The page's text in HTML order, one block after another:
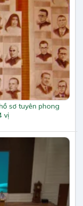
sơ tuyên phong
vị